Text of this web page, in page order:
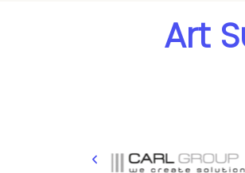
Art